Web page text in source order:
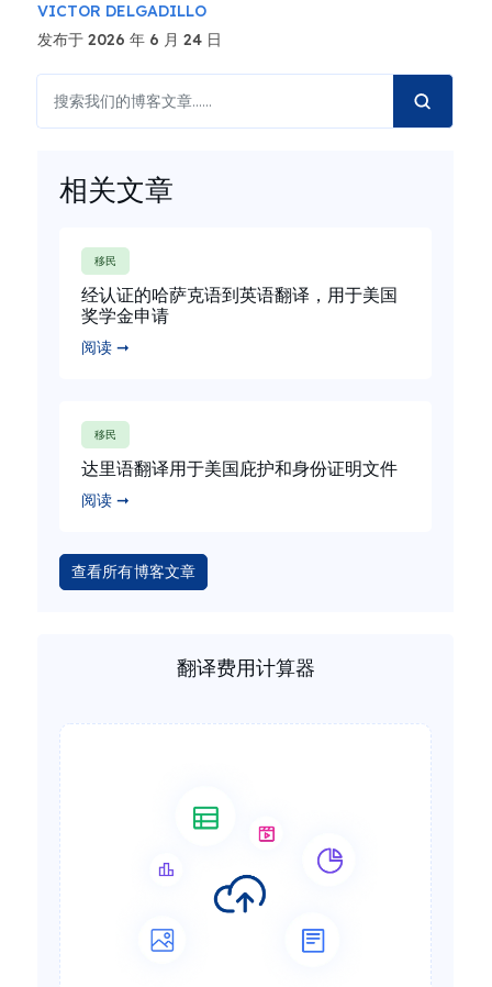
VICTOR DELGADILLO
发布于 2026 年 6 月 24 日
相关文章
移民
经认证的哈萨克语到英语翻译，用于美国
奖学金申请
阅读 ➞
移民
达里语翻译用于美国庇护和身份证明文件
阅读 ➞
查看所有博客文章
翻译费用计算器